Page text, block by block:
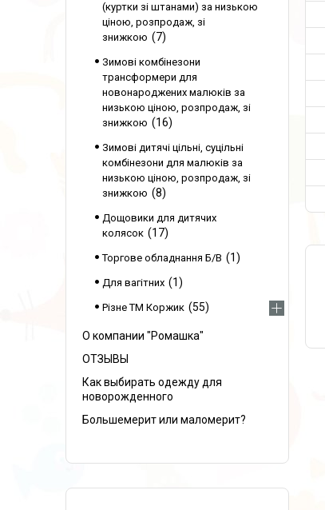
(куртки зі штанами) за низькою
ціною, розпродаж, зі
знижкою
7
Зимові комбінезони
трансформери для
новонароджених малюків за
низькою ціною, розпродаж, зі
знижкою
16
Зимові дитячі цільні, суцільні
комбінезони для малюків за
низькою ціною, розпродаж, зі
знижкою
8
Дощовики для дитячих
колясок
17
Торгове обладнання Б/В 1
Для вагітних 1
Різне ТМ Коржик 55
О компании "Ромашка"
ОТЗЫВЫ
Как выбирать одежду для
новорожденного
Большемерит или маломерит?